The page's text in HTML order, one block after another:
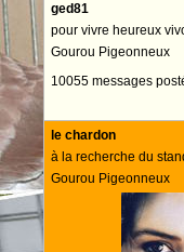
ged81
pour vivre heureux
Gourou Pigeonneux
10055 messages
le chardon
à la recherche du
Gourou Pigeonneux